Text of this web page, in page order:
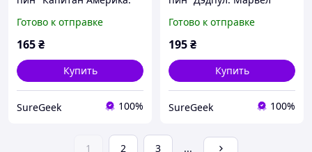
Готово к отправке
165₴
Купить
SureGeek 100%
Готово к отправке
195₴
Купить
SureGeek 100%
1 2 3 ...